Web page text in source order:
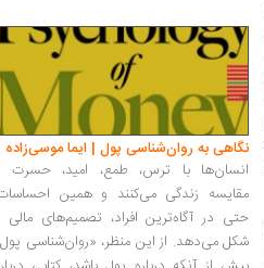
نگاهی به روان‌شناسی پول | ایما موسی‌زاده
انسان‌ها با ترس، طمع، امید، حسرت
مقایسه زندگی می‌کنند و همین
حتی در آگاه‌ترین افراد، تصمیم‌های مالی
شکل می‌دهد. از این منظر، «روان‌شناسی